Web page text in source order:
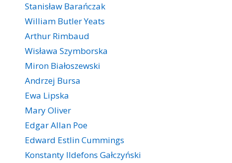
Stanisław Barańczak
William Butler Yeats
Arthur Rimbaud
Wisława Szymborska
Miron Białoszewski
Andrzej Bursa
Ewa Lipska
Mary Oliver
Edgar Allan Poe
Edward Estlin Cummings
Konstanty Ildefons Gałczyński